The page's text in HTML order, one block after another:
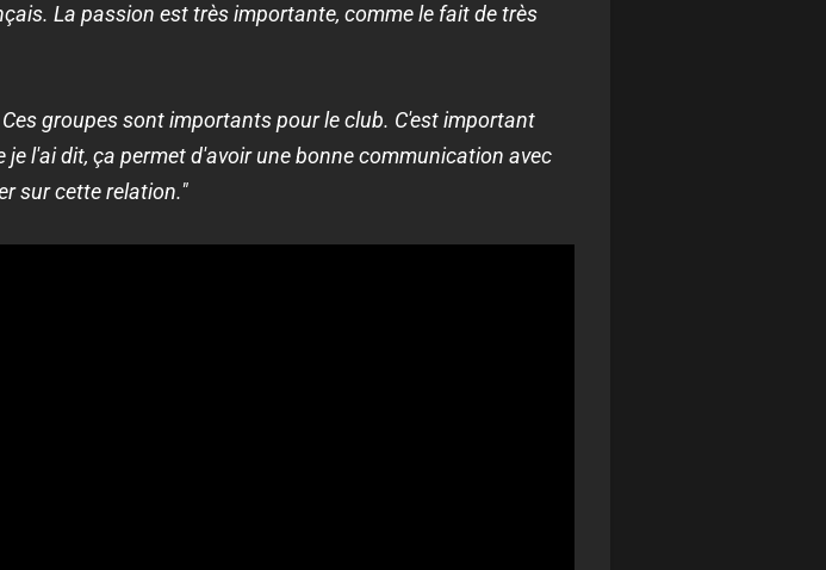
La passion est très importante, comme le fait de très
groupes sont importants pour le club. C'est important
l'ai dit, ça permet d'avoir une bonne communication avec
sur cette relation."